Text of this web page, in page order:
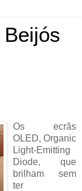
Os ecrãs
OLED, Organic
Light-Emitting
Diode, que
brilham sem
ter